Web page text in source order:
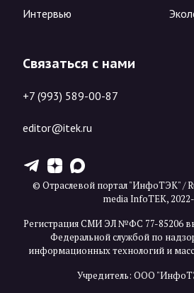
Интервью
Связаться с нами
+7 (993) 589-00-87
editor@itek.ru
T Z X
© Отраслевой портал "ИнфоТЭК" /
media InfoTEK,
Регистрация СМИ ЭЛ №ФС 77-85206
Федеральной службой по
информационных технологий и
Учредитель: ООО